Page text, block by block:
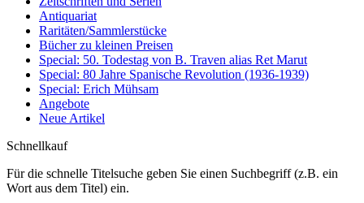
Antiquariat
Raritäten/Sammlerstücke
Bücher zu kleinen Preisen
Special: 50. Todestag von B. Traven alias Ret Marut
Special: 80 Jahre Spanische Revolution (1936-1939)
Special: Erich Mühsam
Angebote
Neue Artikel
Schnellkauf
Für die schnelle Titelsuche geben Sie einen Suchbegriff (z.B. ein
Wort aus dem Titel) ein.